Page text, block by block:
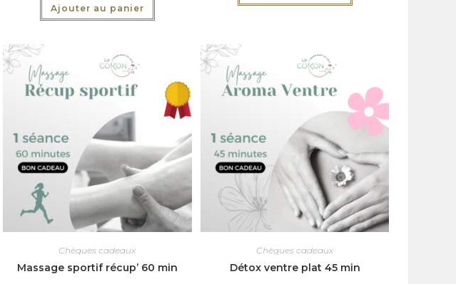
Ajouter au panier
Chèques cadeaux
Massage sportif récup’ 60 min
Chèques cadeaux
Détox ventre plat 45 min